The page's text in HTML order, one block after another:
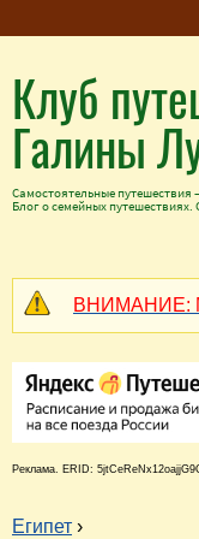
Клуб
Галины
Самостоятельные
Блог о семейных
ВНИМАНИЕ:
Реклама. ERID:
Египет ›